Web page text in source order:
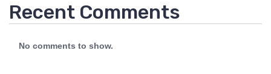
Recent Comments
No comments to show.